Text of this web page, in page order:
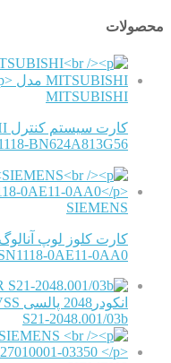
محصولات
MITSUBISHI
کارت سیستم کنترل MITSUBISHI مدل
BN624A813G56
SIEMENS
کارت کلوز لوپ آنالوگ 2محور مدل
0AE11-0AA0
انکودر2048 پالسی 2048P/REV 1VSS
S21-2048.001/03b